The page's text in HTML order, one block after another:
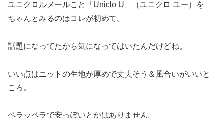
ユニクロルメールこと「Uniqlo U」（ユニクロ ユー）を
ちゃんとみるのはコレが初めて。
話題になってたから気になってはいたんだけどね。
いい点はニットの生地が厚めで丈夫そう＆風合いがいいと
ころ。
ペラッペラで安っぽいとかはありません。